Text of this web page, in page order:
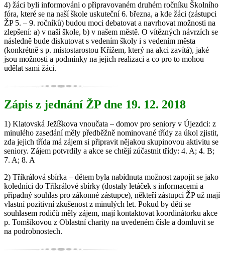
4) žáci byli informováni o připravovaném druhém ročníku Školního
fóra, které se na naší škole uskuteční 6. března, a kde žáci (zástupci
ŽP 5. – 9. ročníků) budou moci debatovat a navrhovat možnosti na
zlepšení: a) v naší škole, b) v našem městě. O vítězných návrzích se
následně bude diskutovat s vedením školy i s vedením města
(konkrétně s p. místostarostou Křížem, který na akci zavítá), jaké
jsou možnosti a podmínky na jejich realizaci a co pro to mohou
udělat sami žáci.
Zápis z jednání ŽP dne 19. 12. 2018
1) Klatovská Ježíškova vnoučata – domov pro seniory v Újezdci: z
minulého zasedání měly předběžně nominované třídy za úkol zjistit,
zda jejich třída má zájem si připravit nějakou skupinovou aktivitu se
seniory. Zájem potvrdily a akce se chtějí zúčastnit třídy: 4. A; 4. B;
7. A; 8. A
2) Tříkrálová sbírka – dětem byla nabídnuta možnost zapojit se jako
koledníci do Tříkrálové sbírky (dostaly letáček s informacemi a
případný souhlas pro zákonné zástupce), někteří zástupci ŽP už mají
vlastní pozitivní zkušenost z minulých let. Pokud by děti se
souhlasem rodičů měly zájem, mají kontaktovat koordinátorku akce
p. Tomšíkovou z Oblastní charity na uvedeném čísle a domluvit se
na podrobnostech.